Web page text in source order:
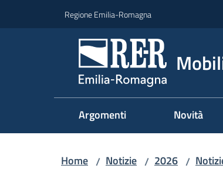
Regione Emilia-Romagna
Argomenti Novità
Home / Notizie / 2026 /